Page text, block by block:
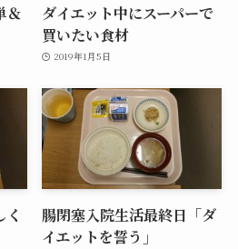
＆
ダイエット中にスーパーで
買いたい食材
2019年1月5日
腸閉塞入院生活最終日「ダ
イエットを誓う」